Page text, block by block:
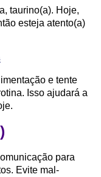
taurino(a). Hoje,
esteja atento(a)
e tente
Isso ajudará a
para
Evite mal-